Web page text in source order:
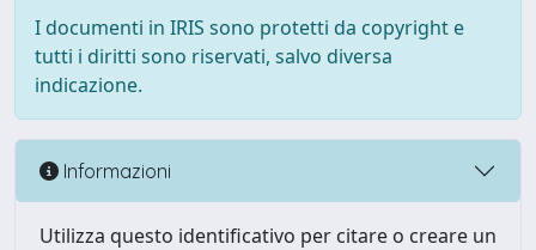
I documenti in IRIS sono protetti da copyright e
tutti i diritti sono riservati, salvo diversa
indicazione.
Informazioni
Utilizza questo identificativo per citare o creare un